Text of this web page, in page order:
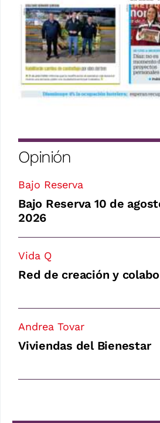
Opinión
Bajo Reserva
Bajo Reserva 10 de
2026
Vida Q
Red de creación y
Andrea Tovar
Viviendas del Bienestar